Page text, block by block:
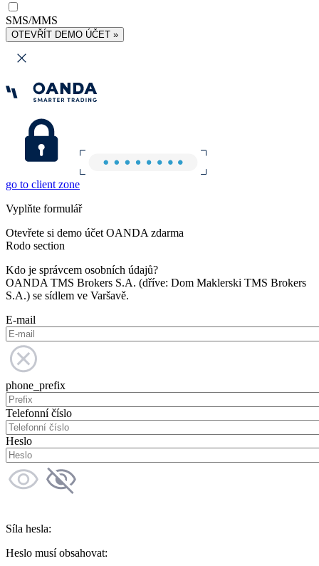
SMS/MMS
OTEVŘÍT DEMO ÚČET »
go to client zone
Vyplňte formulář
Otevřete si demo účet OANDA zdarma
Rodo section
Kdo je správcem osobních údajů?
OANDA TMS Brokers S.A. (dříve: Dom Maklerski TMS Brokers
S.A.) se sídlem ve Varšavě.
E-mail
phone_prefix
Telefonní číslo
Heslo
Síla hesla:
Heslo musí obsahovat: